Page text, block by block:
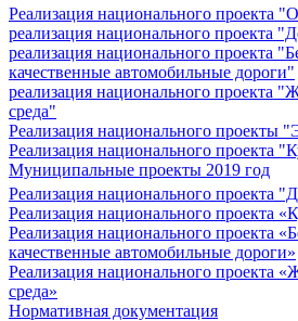
Реализация национального проекта
реализация национального проекта
реализация национального проекта
качественные автомобильные дороги"
реализация национального проекта
среда"
Реализация национального проекты
Реализация национального проекта
Муниципальные проекты 2019 год
Реализация национального проекта
Реализация национального проекта
Реализация национального проекта
качественные автомобильные дороги»
Реализация национального проекта
среда»
Нормативная документация